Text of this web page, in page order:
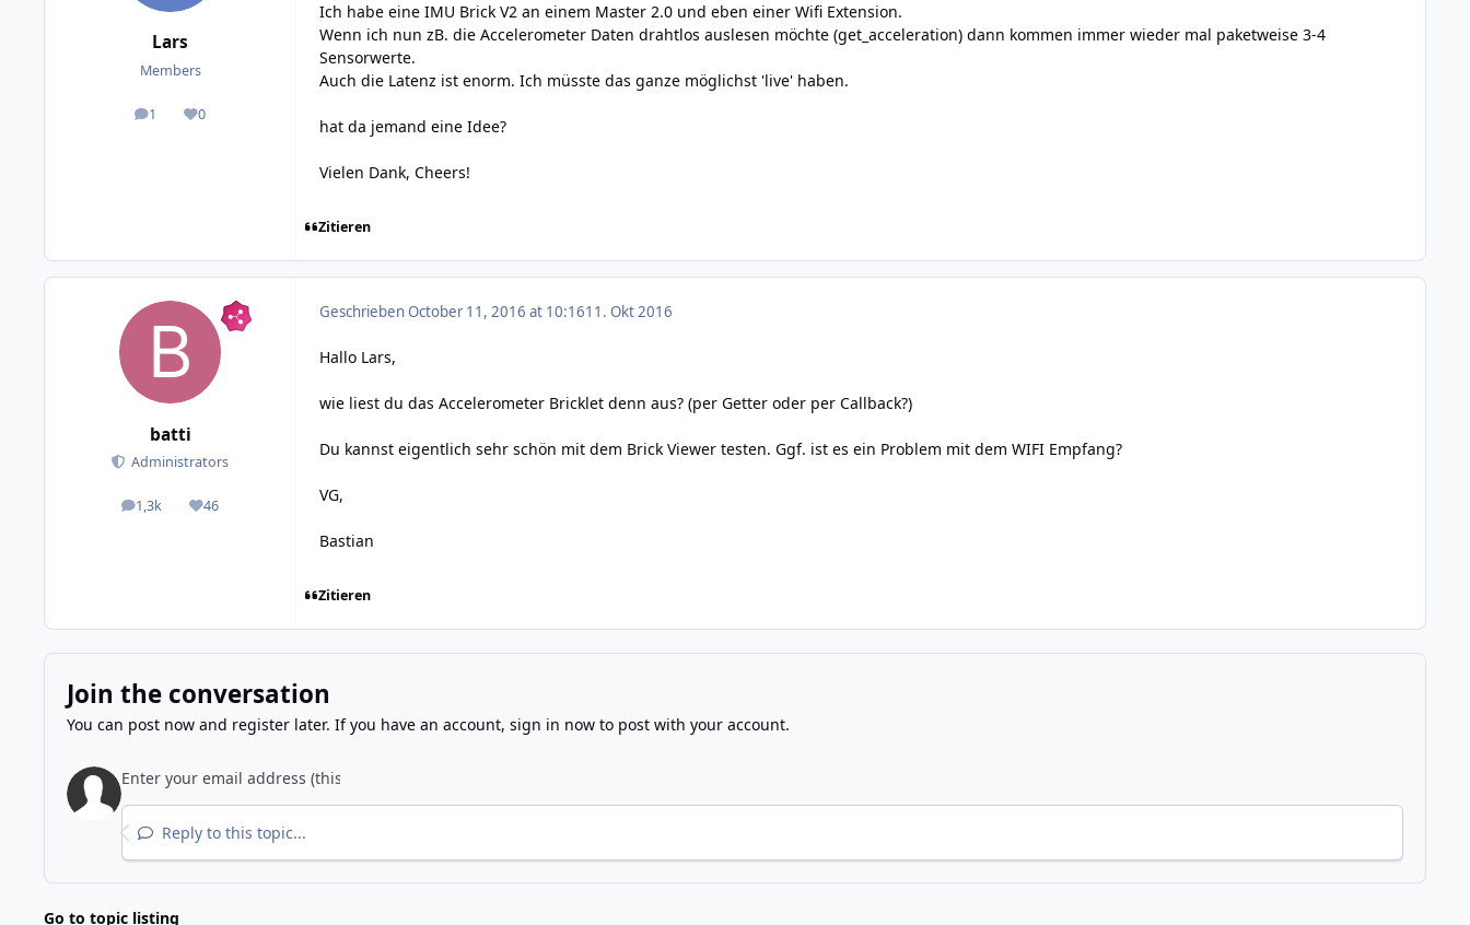
Lars
Members
1
posts 0
Reputation
Ich habe eine IMU Brick V2 an einem Master 2.0 und eben einer Wifi Extension.
Wenn ich nun zB. die Accelerometer Daten drahtlos auslesen möchte (get_acceleration) dann kommen immer wieder mal paketweise 3-4
Sensorwerte.
Auch die Latenz ist enorm. Ich müsste das ganze möglichst 'live' haben.
hat da jemand eine Idee?
Vielen Dank, Cheers!
Zitieren
batti
Administrators
1,3k
posts 46
Reputation
GeschriebenOctober 11, 2016 at 10:1611. Okt 2016
Hallo Lars,
wie liest du das Accelerometer Bricklet denn aus? (per Getter oder per Callback?)
Du kannst eigentlich sehr schön mit dem Brick Viewer testen. Ggf. ist es ein Problem mit dem WIFI Empfang?
VG,
Bastian
Zitieren
Join the conversation
You can post now and register later. If you have an account, sign in nowto post with your account.
Reply to this topic...
Go to topic listing